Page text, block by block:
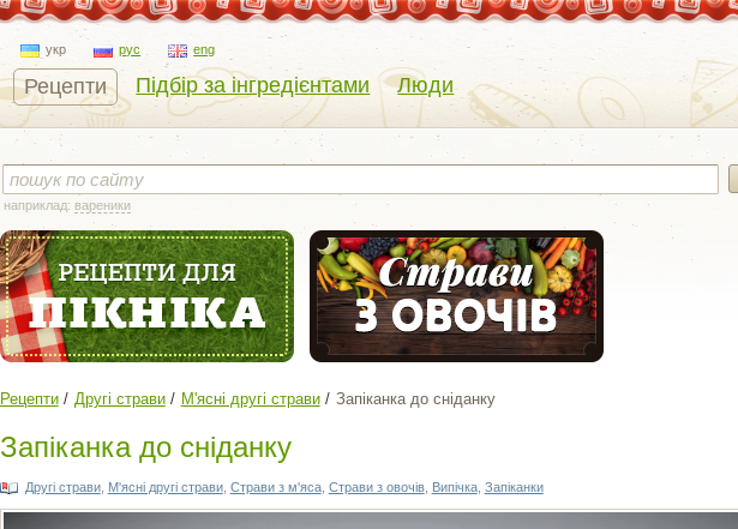
укр рус eng
Рецепти Підбір за інгредієнтами Люди
наприклад: вареники
Рецепти Другі страви М'ясні другі страви Запіканка до сніданку
Запіканка до сніданку
Другі страви, М'ясні другі страви, Страви з м'яса, Страви з овочів, Випічка, Запіканки